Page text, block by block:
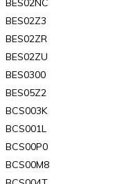
BES02NC
BES02Z3
BES02ZR
BES02ZU
BES0300
BES05Z2
BCS003K
BCS001L
BCS00P0
BCS00M8